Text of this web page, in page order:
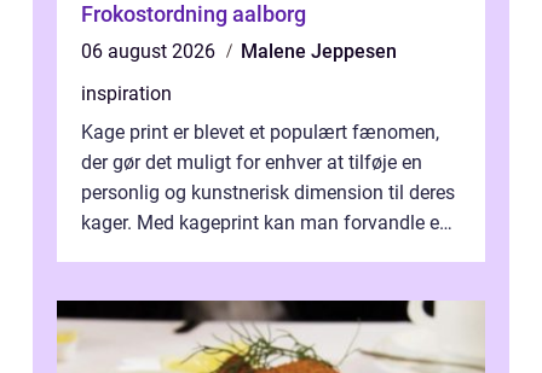
Frokostordning aalborg
06 august 2026
Malene Jeppesen
inspiration
Kage print er blevet et populært fænomen,
der gør det muligt for enhver at tilføje en
personlig og kunstnerisk dimension til deres
kager. Med kageprint kan man forvandle en